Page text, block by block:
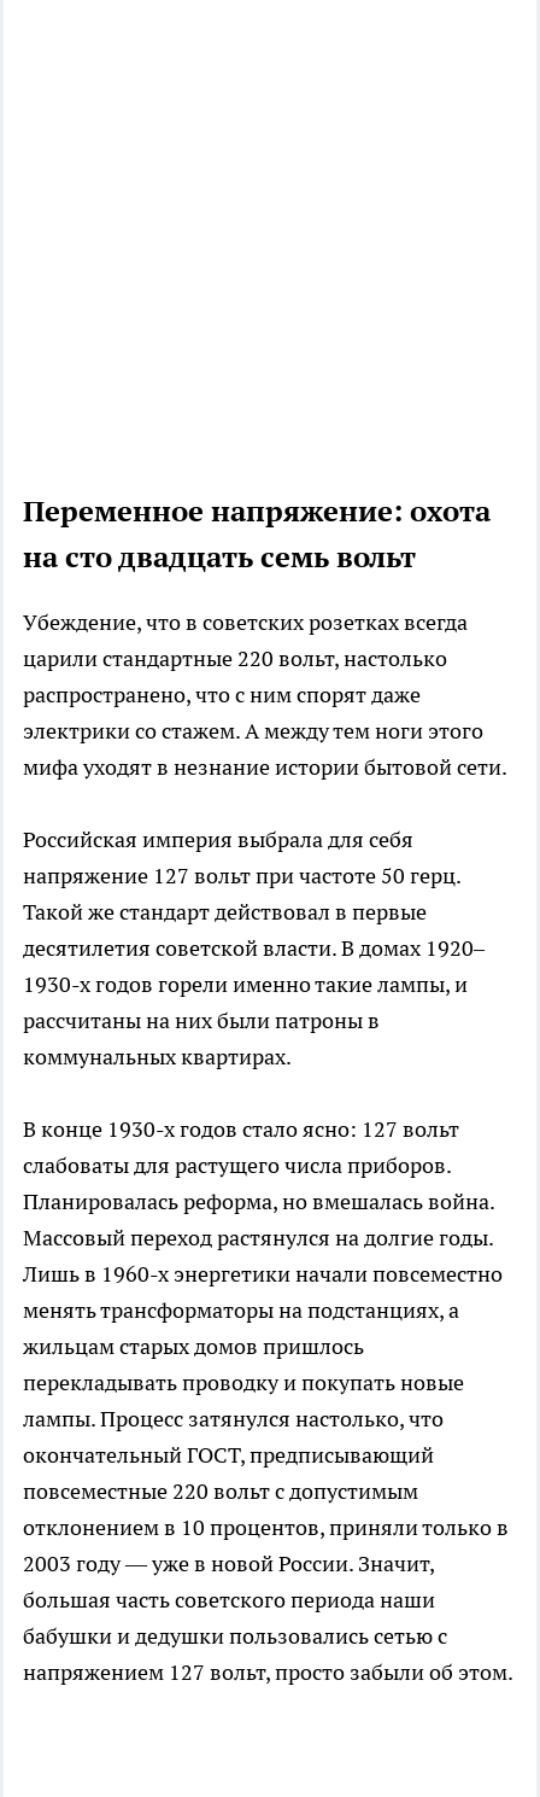
Переменное напряжение: охота
на сто двадцать семь вольт
Убеждение, что в советских розетках всегда
царили стандартные 220 вольт, настолько
распространено, что с ним спорят даже
электрики со стажем. А между тем ноги этого
мифа уходят в незнание истории бытовой сети.
Российская империя выбрала для себя
напряжение 127 вольт при частоте 50 герц.
Такой же стандарт действовал в первые
десятилетия советской власти. В домах 1920–
1930-х годов горели именно такие лампы, и
рассчитаны на них были патроны в
коммунальных квартирах.
В конце 1930-х годов стало ясно: 127 вольт
слабоваты для растущего числа приборов.
Планировалась реформа, но вмешалась война.
Массовый переход растянулся на долгие годы.
Лишь в 1960-х энергетики начали повсеместно
менять трансформаторы на подстанциях, а
жильцам старых домов пришлось
перекладывать проводку и покупать новые
лампы. Процесс затянулся настолько, что
окончательный ГОСТ, предписывающий
повсеместные 220 вольт с допустимым
отклонением в 10 процентов, приняли только в
2003 году — уже в новой России. Значит,
большая часть советского периода наши
бабушки и дедушки пользовались сетью с
напряжением 127 вольт, просто забыли об этом.